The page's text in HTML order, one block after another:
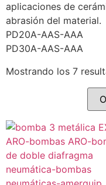
aplicaciones de
abrasión del material.
PD20A-AAS-AAA
PD30A-AAS-AAA
Mostrando los 7